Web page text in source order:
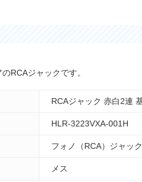
RCAジャックです。
RCAジャック 赤白2連
HLR-3223VXA-001H
フォノ（RCA）ジャック
メス